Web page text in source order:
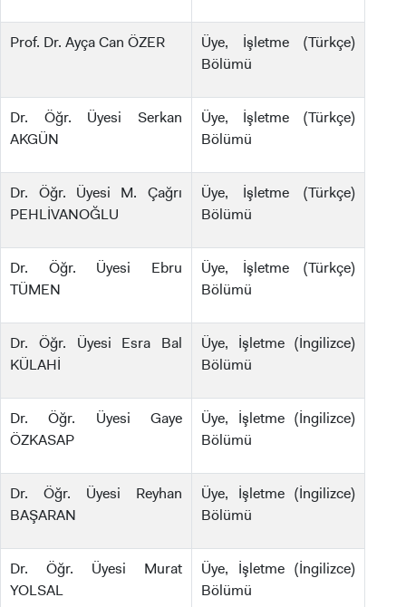
Prof. Dr. Ayça Can ÖZER
Üye, İşletme (Türkçe)
Bölümü
Dr. Öğr. Üyesi Serkan
AKGÜN
Üye, İşletme (Türkçe)
Bölümü
Dr. Öğr. Üyesi M. Çağrı
PEHLİVANOĞLU
Üye, İşletme (Türkçe)
Bölümü
Dr. Öğr. Üyesi Ebru
TÜMEN
Üye, İşletme (Türkçe)
Bölümü
Dr. Öğr. Üyesi Esra Bal
KÜLAHİ
Üye, İşletme (İngilizce)
Bölümü
Dr. Öğr. Üyesi Gaye
ÖZKASAP
Üye, İşletme (İngilizce)
Bölümü
Dr. Öğr. Üyesi Reyhan
BAŞARAN
Üye, İşletme (İngilizce)
Bölümü
Dr. Öğr. Üyesi Murat
YOLSAL
Üye, İşletme (İngilizce)
Bölümü